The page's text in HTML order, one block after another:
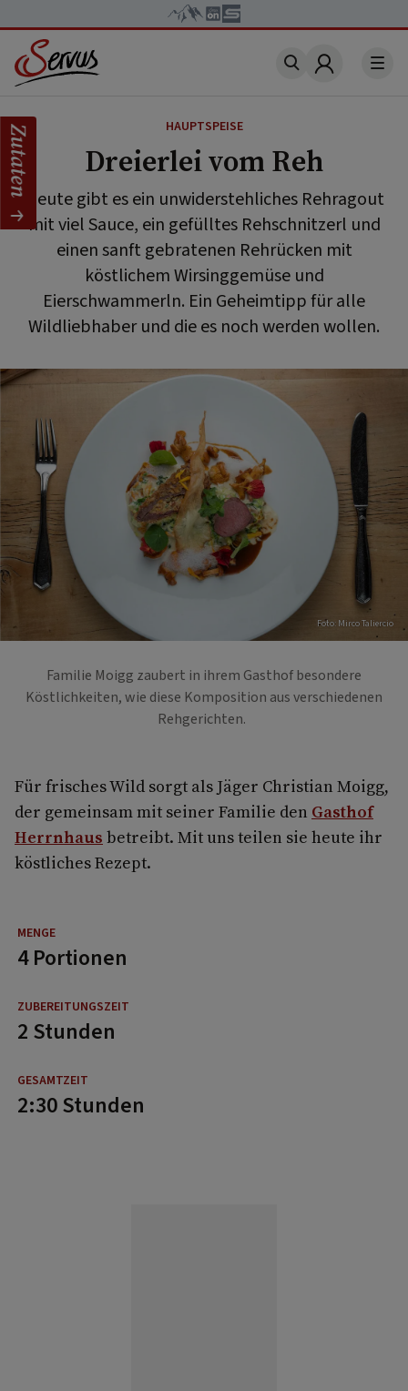
Account
HAUPTSPEISE
Dreierlei vom Reh
Heute gibt es ein unwiderstehliches Rehragout
mit viel Sauce, ein gefülltes Rehschnitzerl und
einen sanft gebratenen Rehrücken mit
köstlichem Wirsinggemüse und
Eierschwammerln. Ein Geheimtipp für alle
Wildliebhaber und die es noch werden wollen.
Foto: Mirco Taliercio
Familie Moigg zaubert in ihrem Gasthof besondere
Köstlichkeiten, wie diese Komposition aus verschiedenen
Rehgerichten.
Für frisches Wild sorgt als Jäger Christian Moigg,
der gemeinsam mit seiner Familie den Gasthof
Herrnhaus betreibt. Mit uns teilen sie heute ihr
köstliches Rezept.
4 Portionen
2 Stunden
2:30 Stunden
Zutaten